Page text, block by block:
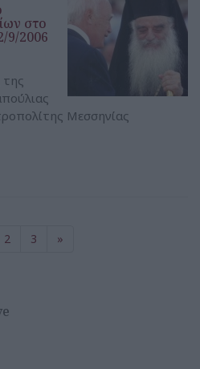
στο
9/2006
της
Μεσσηνίας
2 3 »